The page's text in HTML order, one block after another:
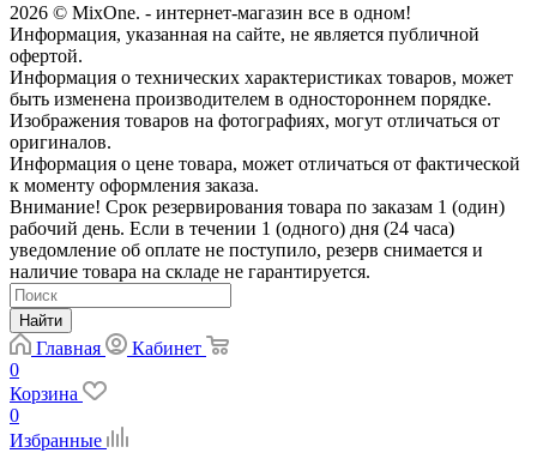
2026 © MixOne. - интернет-магазин все в одном!
Информация, указанная на сайте, не является публичной
офертой.
Информация о технических характеристиках товаров, может
быть изменена производителем в одностороннем порядке.
Изображения товаров на фотографиях, могут отличаться от
оригиналов.
Информация о цене товара, может отличаться от фактической
к моменту оформления заказа.
Внимание! Срок резервирования товара по заказам 1 (один)
рабочий день. Если в течении 1 (одного) дня (24 часа)
уведомление об оплате не поступило, резерв снимается и
наличие товара на складе не гарантируется.
Найти
Главная
Кабинет
0
Корзина
0
Избранные